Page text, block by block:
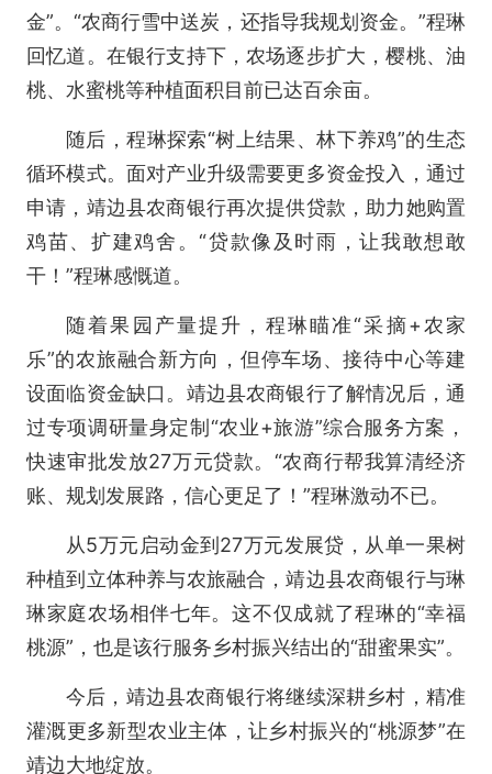
金”。“农商行雪中送炭，还指导我规划资金。”程琳
回忆道。在银行支持下，农场逐步扩大，樱桃、油
桃、水蜜桃等种植面积目前已达百余亩。
随后，程琳探索“树上结果、林下养鸡”的生态
循环模式。面对产业升级需要更多资金投入，通过
申请，靖边县农商银行再次提供贷款，助力她购置
鸡苗、扩建鸡舍。“贷款像及时雨，让我敢想敢
干！”程琳感慨道。
随着果园产量提升，程琳瞄准“采摘+农家
乐”的农旅融合新方向，但停车场、接待中心等建
设面临资金缺口。靖边县农商银行了解情况后，通
过专项调研量身定制“农业+旅游”综合服务方案，
快速审批发放27万元贷款。“农商行帮我算清经济
账、规划发展路，信心更足了！”程琳激动不已。
从5万元启动金到27万元发展贷，从单一果树
种植到立体种养与农旅融合，靖边县农商银行与琳
琳家庭农场相伴七年。这不仅成就了程琳的“幸福
桃源”，也是该行服务乡村振兴结出的“甜蜜果实”。
今后，靖边县农商银行将继续深耕乡村，精准
灌溉更多新型农业主体，让乡村振兴的“桃源梦”在
靖边大地绽放。